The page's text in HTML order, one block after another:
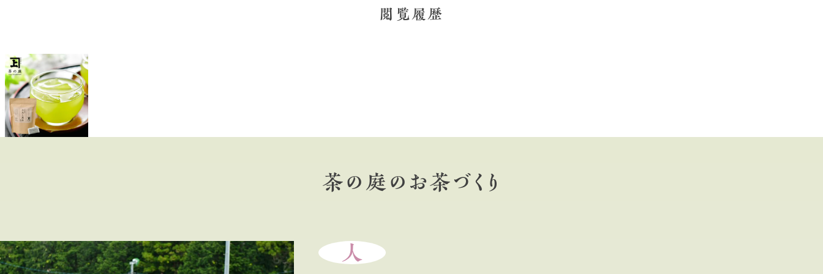
閲覧履歴
茶の庭のお茶づくり
人